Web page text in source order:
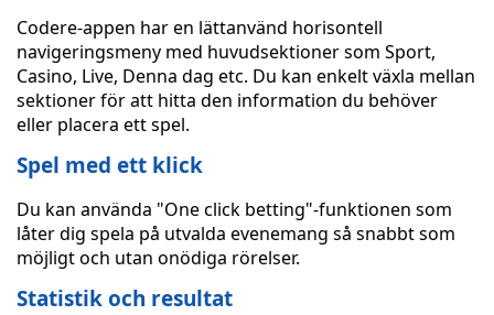
Codere-appen har en lättanvänd horisontell
navigeringsmeny med huvudsektioner som Sport,
Casino, Live, Denna dag etc. Du kan enkelt växla mellan
sektioner för att hitta den information du behöver
eller placera ett spel.
Spel med ett klick
Du kan använda "One click betting"-funktionen som
låter dig spela på utvalda evenemang så snabbt som
möjligt och utan onödiga rörelser.
Statistik och resultat